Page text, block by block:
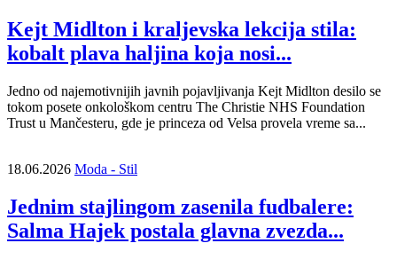
Kejt Midlton i kraljevska lekcija stila:
kobalt plava haljina koja nosi...
Jedno od najemotivnijih javnih pojavljivanja Kejt Midlton desilo se
tokom posete onkološkom centru The Christie NHS Foundation
Trust u Mančesteru, gde je princeza od Velsa provela vreme sa...
18.06.2026 Moda - Stil
Jednim stajlingom zasenila fudbalere:
Salma Hajek postala glavna zvezda...